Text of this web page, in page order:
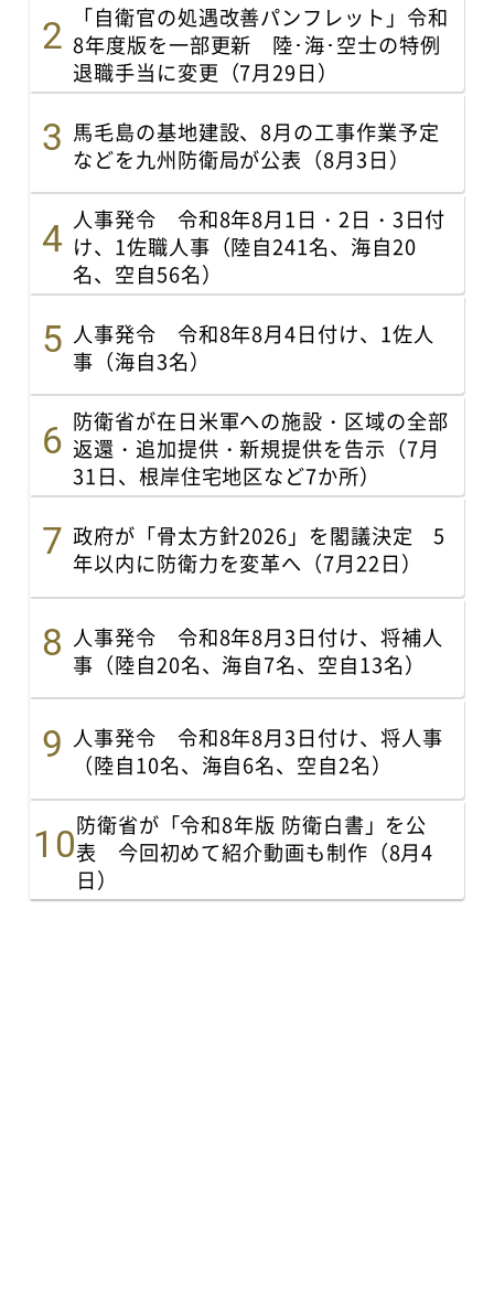
「自衛官の処遇改善パンフレット」令和
8年度版を一部更新 陸･海･空士の特例
退職手当に変更（7月29日）
馬毛島の基地建設、8月の工事作業予定
などを九州防衛局が公表（8月3日）
人事発令 令和8年8月1日・2日・3日付
け、1佐職人事（陸自241名、海自20
名、空自56名）
人事発令 令和8年8月4日付け、1佐人
事（海自3名）
防衛省が在日米軍への施設・区域の全部
返還・追加提供・新規提供を告示（7月
31日、根岸住宅地区など7か所）
政府が「骨太方針2026」を閣議決定 5
年以内に防衛力を変革へ（7月22日）
人事発令 令和8年8月3日付け、将補人
事（陸自20名、海自7名、空自13名）
人事発令 令和8年8月3日付け、将人事
（陸自10名、海自6名、空自2名）
防衛省が「令和8年版 防衛白書」を公
表 今回初めて紹介動画も制作（8月4
日）